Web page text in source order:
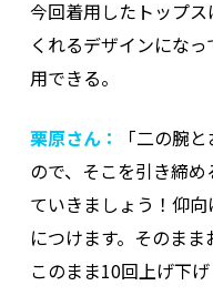
今回着用したトップ
くれるデザインにな
用できる。
栗原さん：
「二の腕
ので、そこを引き締
ていきましょう！仰
につけます。そのまま
このまま10回上げ下げ